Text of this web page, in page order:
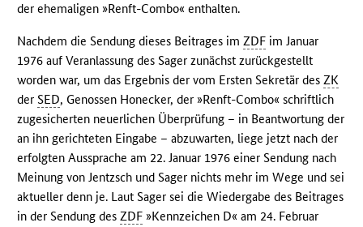
der ehemaligen »Renft-Combo« enthalten.
Nachdem die Sendung dieses Beitrages imZDF im Januar
1976 auf Veranlassung des Sager zunächst zurückgestellt
worden war, um das Ergebnis der vom Ersten Sekretär desZK
derSED, Genossen Honecker, der »Renft-Combo« schriftlich
zugesicherten neuerlichen Überprüfung – in Beantwortung der
an ihn gerichteten Eingabe – abzuwarten, liege jetzt nach der
erfolgten Aussprache am 22. Januar 1976 einer Sendung nach
Meinung von Jentzsch und Sager nichts mehr im Wege und sei
aktueller denn je. Laut Sager sei die Wiedergabe des Beitrages
in der Sendung desZDF »Kennzeichen D« am 24. Februar